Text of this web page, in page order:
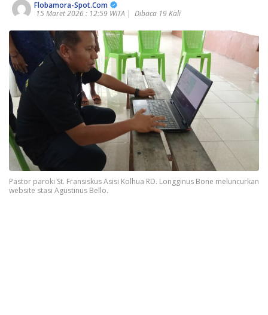
Flobamora-Spot.Com
15 Maret 2026 : 12:59 WITA | Dibaca 19 Kali
Pastor paroki St. Fransiskus Asisi Kolhua RD. Longginus Bone meluncurkan
website stasi Agustinus Bello.